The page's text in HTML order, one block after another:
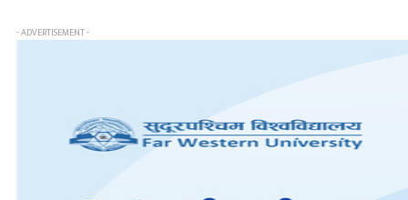
- ADVERTISEMENT -